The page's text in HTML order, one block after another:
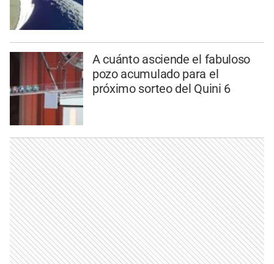
A cuánto asciende el fabuloso
pozo acumulado para el
próximo sorteo del Quini 6